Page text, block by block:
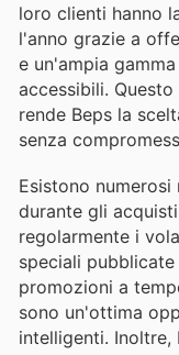
loro clienti hanno
l'anno grazie a
e un'ampia
accessibili.
rende Beps la
senza
Esistono
durante gli
regolarmente i
speciali
promozioni a
sono un'ottima
intelligenti.